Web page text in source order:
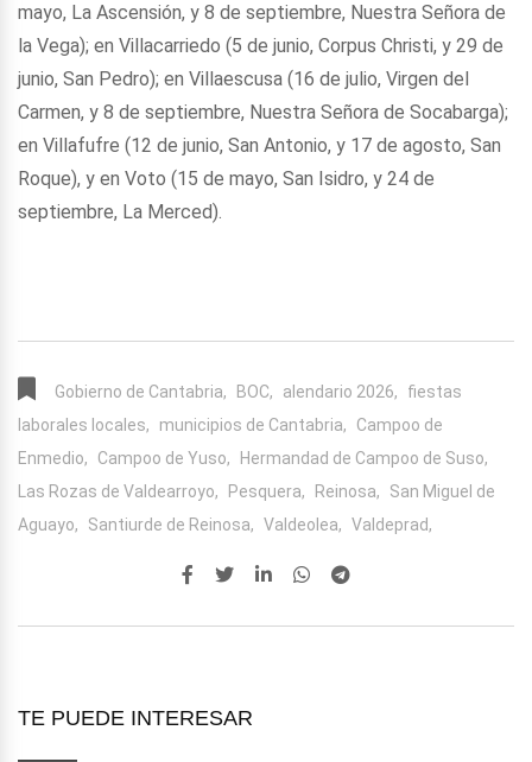
mayo, La Ascensión, y 8 de septiembre, Nuestra Señora de
la Vega); en Villacarriedo (5 de junio, Corpus Christi, y 29 de
junio, San Pedro); en Villaescusa (16 de julio, Virgen del
Carmen, y 8 de septiembre, Nuestra Señora de Socabarga);
en Villafufre (12 de junio, San Antonio, y 17 de agosto, San
Roque), y en Voto (15 de mayo, San Isidro, y 24 de
septiembre, La Merced).
Gobierno de Cantabria, BOC, alendario 2026,
fiestas
laborales locales,
municipios de Cantabria,
Campoo de
Enmedio,
Campoo de Yuso,
Hermandad de Campoo de Suso,
Las Rozas de Valdearroyo,
Pesquera, Reinosa,
San Miguel de
Aguayo,
Santiurde de Reinosa, Valdeolea, Valdeprad,
TE PUEDE INTERESAR